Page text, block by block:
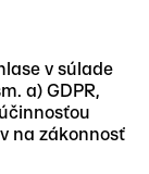
v súlade
a) GDPR,
na zákonnosť